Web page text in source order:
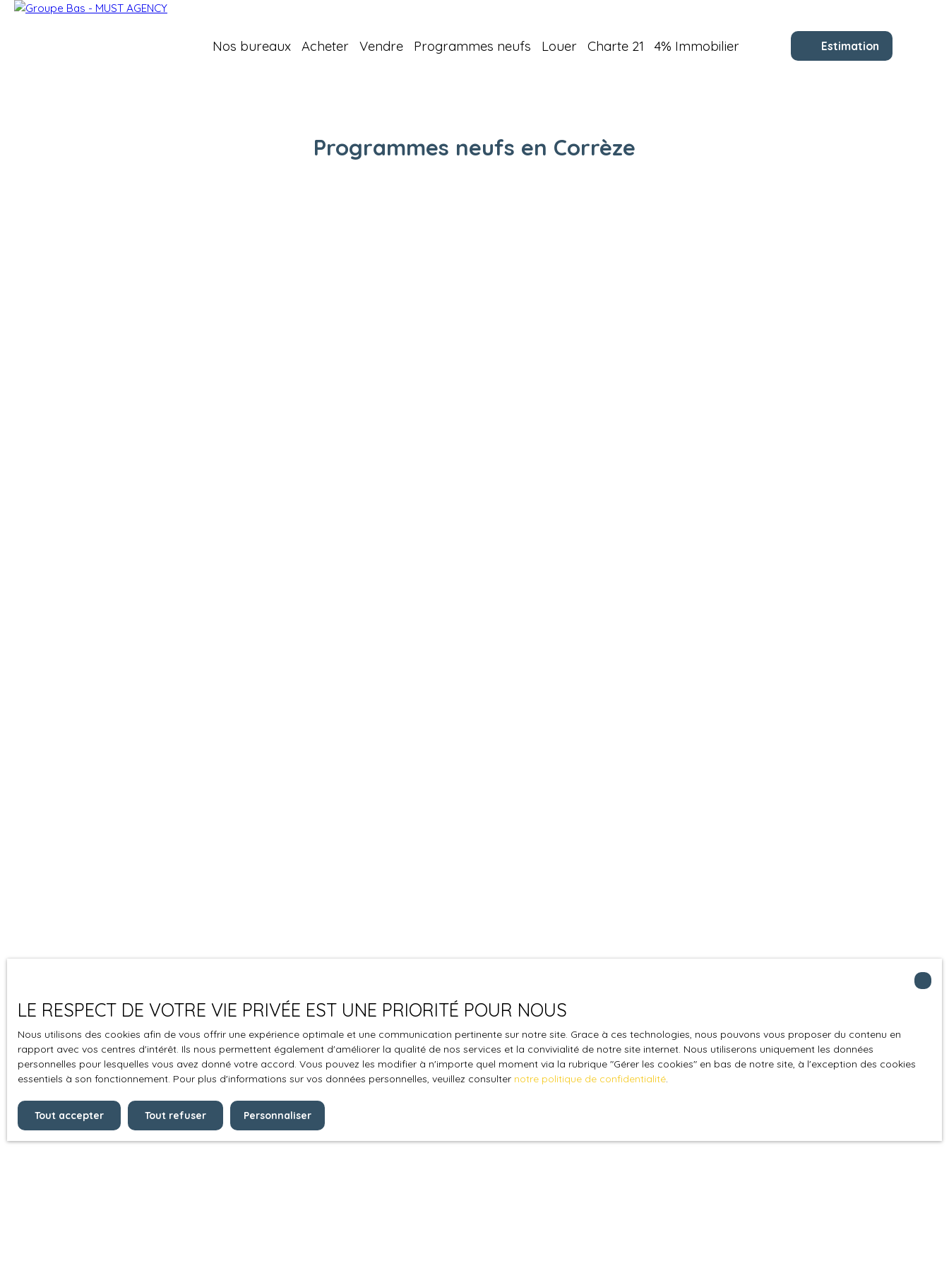
Nos bureaux Acheter Vendre Programmes neufs Louer Charte 21 4% Immobilier Estimation
Programmes neufs en Corrèze
LE RESPECT DE VOTRE VIE PRIVÉE EST UNE PRIORITÉ POUR NOUS
Nous utilisons des cookies afin de vous offrir une expérience optimale et une communication pertinente sur notre site. Grace à ces technologies, nous pouvons vous proposer du contenu en
rapport avec vos centres d'intérêt. Ils nous permettent également d'améliorer la qualité de nos services et la convivialité de notre site internet. Nous utiliserons uniquement les données
personnelles pour lesquelles vous avez donné votre accord. Vous pouvez les modifier à n'importe quel moment via la rubrique ″Gérer les cookies″ en bas de notre site, à l'exception des cookies
essentiels à son fonctionnement. Pour plus d'informations sur vos données personnelles, veuillez consulter notre politique de confidentialité.
Tout accepter Tout refuser Personnaliser